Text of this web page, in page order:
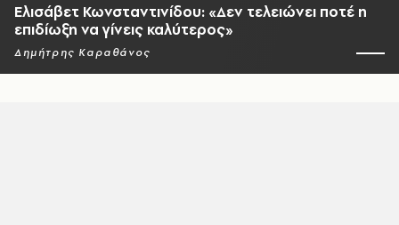
Ελισάβετ Κωνσταντινίδου: «Δεν τελειώνει ποτέ η
επιδίωξη να γίνεις καλύτερος»
Δημήτρης Καραθάνος